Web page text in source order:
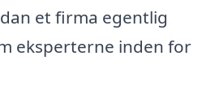
et firma egentlig
eksperterne inden for